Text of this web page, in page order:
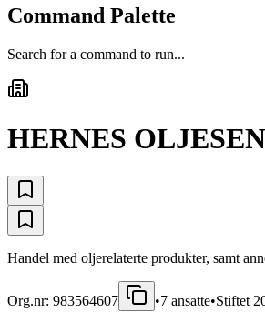
Command Palette
Search for a command to run...
HERNES
Handel med oljerelaterte produkter, samt
Org.nr: 983564607 •7 ansatte•Stiftet